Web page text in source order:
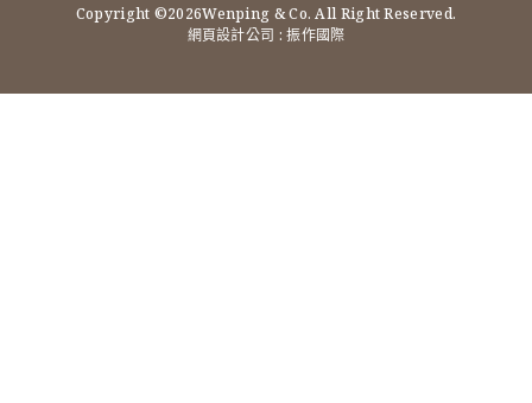
Copyright ©2026Wenping & Co. All Right Reserved.
網頁設計公司 : 振作國際